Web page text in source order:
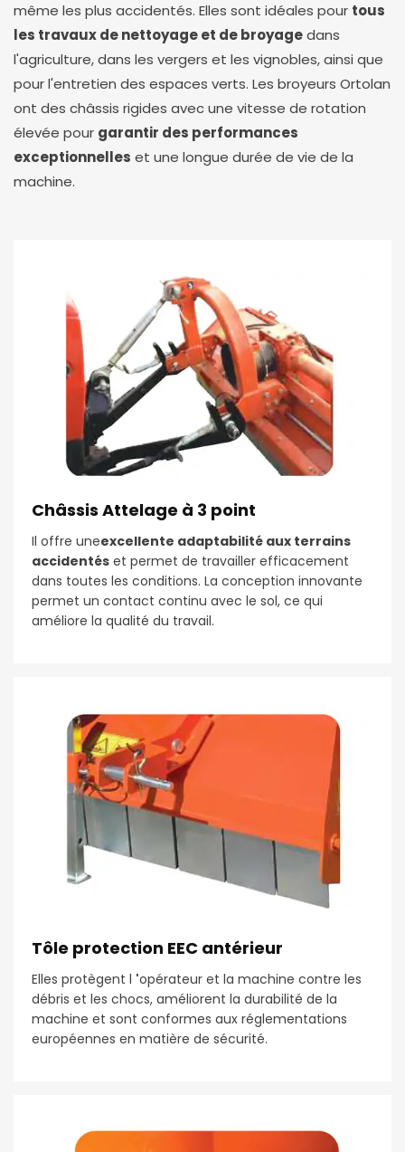
même les plus accidentés. Elles sont idéales pour tous
les travaux de nettoyage et de broyagedans
l'agriculture, dans les vergers et les vignobles, ainsi que
pour l'entretien des espaces verts. Les broyeurs Ortolan
ont des châssis rigides avec une vitesse de rotation
élevée pour garantir des performances
exceptionnelles et une longue durée de vie de la
machine.
Châssis Attelage à 3 point
Il offre uneexcellente adaptabilité aux terrains
accidentés et permet de travailler efficacement
dans toutes les conditions. La conception innovante
permet un contact continu avec le sol, ce qui
améliore la qualité du travail.
Tôle protection EEC antérieur
Elles protègent l 'opérateur et la machine contre les
débris et les chocs, améliorent la durabilité de la
machine et sont conformes aux réglementations
européennes en matière de sécurité.